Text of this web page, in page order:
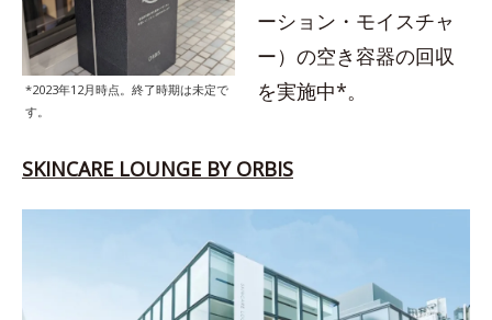
*2023年12月時点。終了時期は未定で
す。
ーション・モイスチャ
ー）の空き容器の回収
を実施中*。
SKINCARE LOUNGE BY ORBIS